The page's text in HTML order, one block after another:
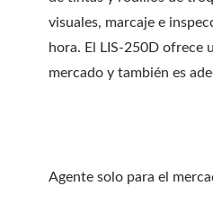
visuales, marcaje e
hora. El LIS-250D ofrece
mercado y también es
Agente solo para el